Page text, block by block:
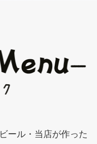
ール・当店が作った